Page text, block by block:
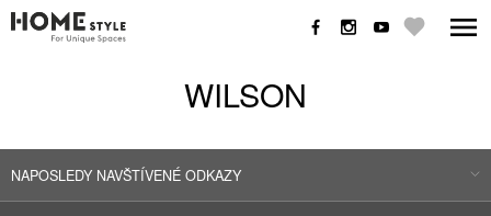
WILSON
NAPOSLEDY NAVŠTÍVENÉ ODKAZY